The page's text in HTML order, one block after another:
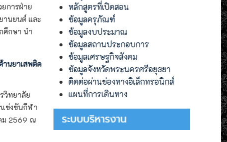
การฝ่าย
านยนต์ และ
ศึกษา นำ
านยาเสพติด
วิทยาลัย
แข่งขันกีฬา
ม 2569 ณ
หลักสูตรที่เปิดสอน
ข้อมูลครุภัณฑ์
ข้อมูลงบประมาณ
ข้อมูลสถานประกอบการ
ข้อมูลเศรษฐกิจสังคม
ข้อมูลจังหวัดพระนครศรีอยุธยา
ติดต่อผ่านช่องทางอิเล็กทรอนิกส์
แผนที่การเดินทาง